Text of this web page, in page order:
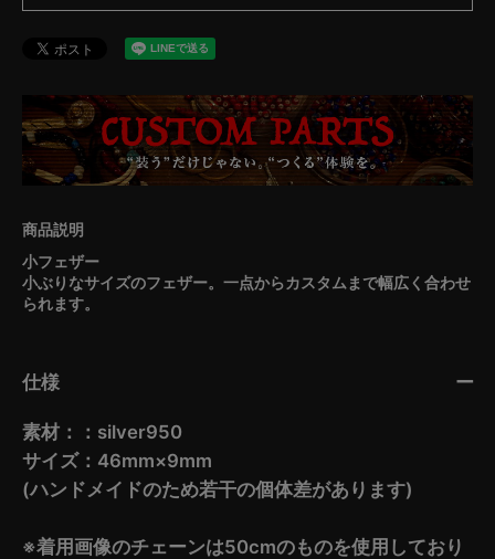
小フェザー
小ぶりなサイズのフェザー。一点からカスタムまで幅広く合わせ
られます。
仕様
素材：：silver950
サイズ：46mm×9mm
(ハンドメイドのため若干の個体差があります)
※着用画像のチェーンは50cmのものを使用しており